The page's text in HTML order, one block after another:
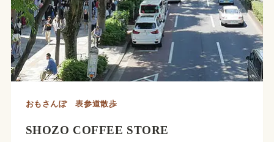
おもさんぽ 表参道散歩
SHOZO COFFEE STORE